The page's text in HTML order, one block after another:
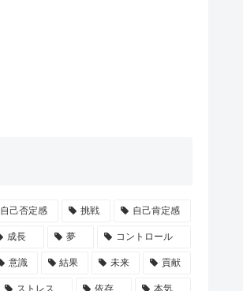
自己否定感 挑戦 自己肯定感
成長 夢 コントロール
意識 結果 未来 貢献